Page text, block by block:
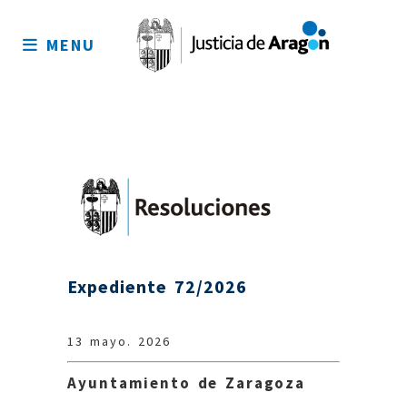
sitio
MENU
Expediente 72/2026
13 mayo. 2026
Ayuntamiento de Zaragoza